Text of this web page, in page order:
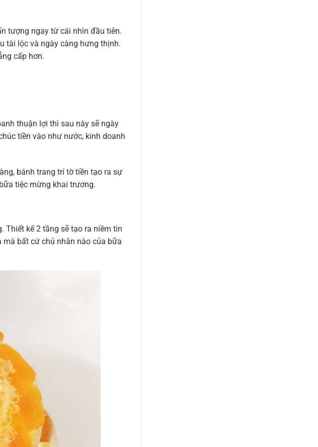
tượng ngay từ cái nhìn đầu tiên.
tài lộc và ngày càng hưng thịnh.
cấp hơn.
thuận lợi thì sau này sẽ ngày
tiền vào như nước, kinh doanh
bánh trang trí tờ tiền tạo ra sự
tiệc mừng khai trương.
kế 2 tầng sẽ tạo ra niềm tin
bất cứ chủ nhân nào của bữa